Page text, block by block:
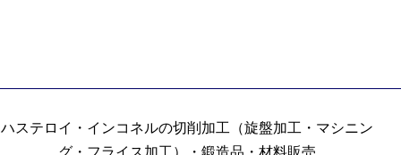
ハステロイ・インコネルの切削加工（旋盤加工・マシニン
グ・フライス加工）・鍛造品・材料販売